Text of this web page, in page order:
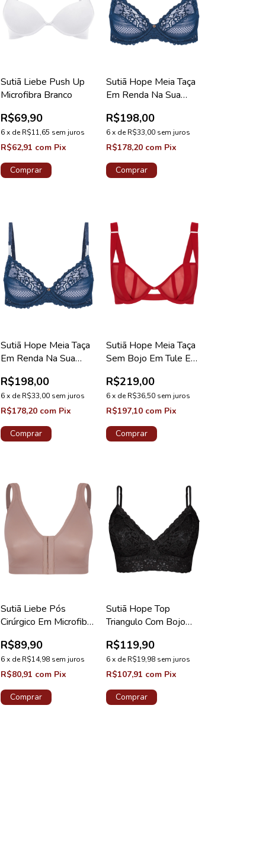
Sutiã Liebe Push Up
Microfibra Branco
R$69,90
6x deR$11,65 sem juros
R$62,91 com Pix
Comprar
Sutiã Hope Meia Taça
Em Renda Na Sua
Cedro Coleção Valência
R$198,00
6x deR$33,00 sem juros
R$178,20 com Pix
Comprar
Sutiã Hope Meia Taça
Em Renda Na Sua
Cedro Coleção Valência
R$198,00
6x deR$33,00 sem juros
R$178,20 com Pix
Comprar
Sutiã Hope Meia Taça
Sem Bojo Em Tule E
Coleção Fascínio
R$219,00
6x deR$36,50 sem juros
R$197,10 com Pix
Comprar
Sutiã Liebe Pós
Cirúrgico Em Microfibra
R$89,90
6x deR$14,98 sem juros
R$80,91 com Pix
Comprar
Sutiã Hope Top
Triangulo Com Bojo
Coleção Happy Preto
R$119,90
6x deR$19,98 sem juros
R$107,91 com Pix
Comprar